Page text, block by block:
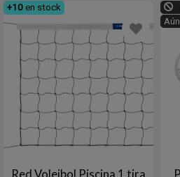
+10 en stock
Red Voleibol Piscina 1 tira